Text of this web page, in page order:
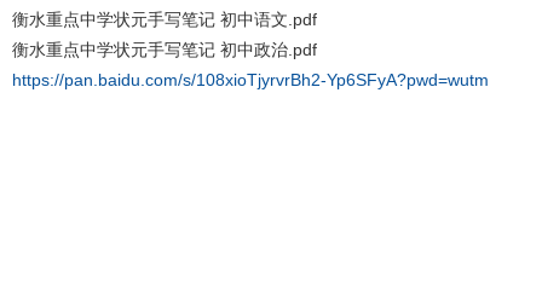
衡水重点中学状元手写笔记 初中语文.pdf
衡水重点中学状元手写笔记 初中政治.pdf
https://pan.baidu.com/s/108xioTjyrvrBh2-Yp6SFyA?pwd=wutm